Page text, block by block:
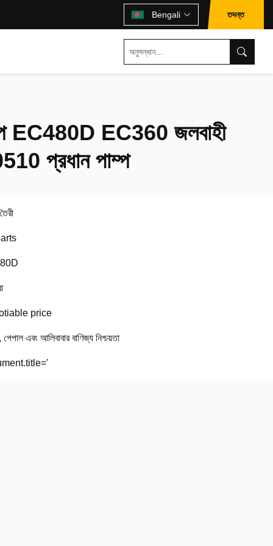
Bengali তদন্ত
EC480D EC360 জলবাহী
প্রধান পাম্প
price
পেপাল এবং আলিবাবার বাণিজ্য নিশ্চয়তা